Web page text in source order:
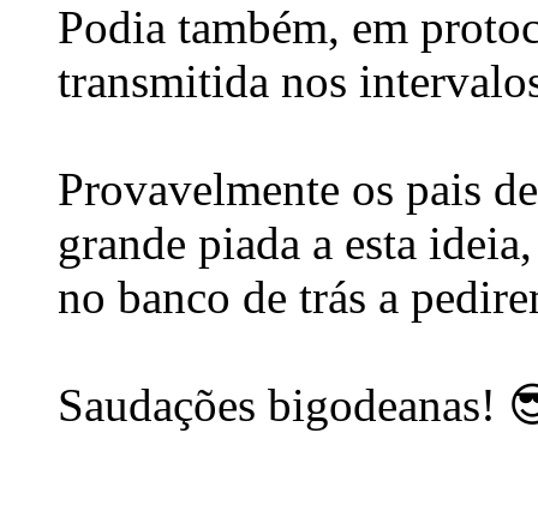
Podia também, em
transmitida nos
Provavelmente os pais
grande piada a esta
no banco de trás a
Saudações bigodeanas!